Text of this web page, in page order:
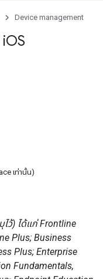
Device management
OS
เท่านั้น)
ไว้) ได้แก่ Frontline
Plus; Business
Plus; Enterprise
Fundamentals,